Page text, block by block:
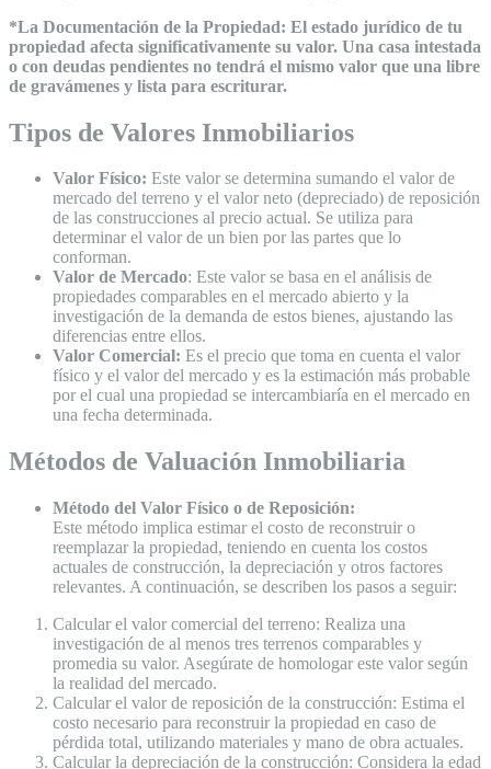
*La Documentación de la Propiedad: El estado jurídico de tu
propiedad afecta significativamente su valor. Una casa intestada
o con deudas pendientes no tendrá el mismo valor que una libre
de gravámenes y lista para escriturar.
Tipos de Valores Inmobiliarios
Valor Físico: Este valor se determina sumando el valor de
mercado del terreno y el valor neto (depreciado) de reposición
de las construcciones al precio actual. Se utiliza para
determinar el valor de un bien por las partes que lo
conforman.
Valor de Mercado: Este valor se basa en el análisis de
propiedades comparables en el mercado abierto y la
investigación de la demanda de estos bienes, ajustando las
diferencias entre ellos.
Valor Comercial: Es el precio que toma en cuenta el valor
físico y el valor del mercado y es la estimación más probable
por el cual una propiedad se intercambiaría en el mercado en
una fecha determinada.
Métodos de Valuación Inmobiliaria
Método del Valor Físico o de Reposición:
Este método implica estimar el costo de reconstruir o
reemplazar la propiedad, teniendo en cuenta los costos
actuales de construcción, la depreciación y otros factores
relevantes. A continuación, se describen los pasos a seguir:
Calcular el valor comercial del terreno: Realiza una
investigación de al menos tres terrenos comparables y
promedia su valor. Asegúrate de homologar este valor según
la realidad del mercado.
Calcular el valor de reposición de la construcción: Estima el
costo necesario para reconstruir la propiedad en caso de
pérdida total, utilizando materiales y mano de obra actuales.
Calcular la depreciación de la construcción: Considera la edad